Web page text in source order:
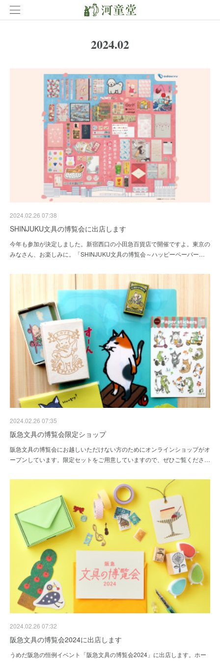
2024.02
2024.02.26 07:38
SHINJUKU文具の博覧会に出店します
今年も参加が決定しました。新宿西口の小田急百貨店で開催ですよ。東京の
みなさん、お楽しみに。「SHINJUKU文具の博覧会～ハッピーペーパー…
2024.02.26 07:35
阪急文具の博覧会限定ショップ
阪急文具の博覧会にお越しいただけない方のためにオンラインショップがオ
ープンしています。限定セットをご用意していますので、ぜひご覧くださ…
2024.02.26 07:32
阪急文具の博覧会2024に出店します
うめだ阪急の恒例イベント「阪急文具の博覧会2024」に出店します。ホー